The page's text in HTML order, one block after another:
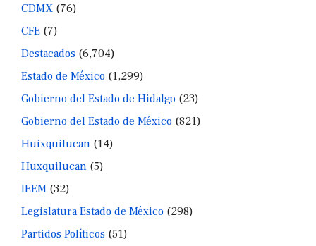
CDMX (76)
CFE (7)
Destacados (6,704)
Estado de México (1,299)
Gobierno del Estado de Hidalgo (23)
Gobierno del Estado de México (821)
Huixquilucan (14)
Huxquilucan (5)
IEEM (32)
Legislatura Estado de México (298)
Partidos Políticos (51)